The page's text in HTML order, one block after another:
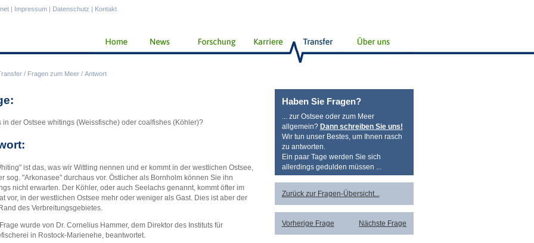
/ Fragen zum Meer / Antwort
| Impressum | Datenschutz | Kontakt
in der Ostsee whitings (Weissfische) oder coalfishes (Köhler)?
ist das, was wir Wittling nennen und er kommt in der westlichen Ostsee,
sog. "Arkonasee" durchaus vor. Östlicher als Bornholm können Sie ihn
nicht erwarten. Der Köhler, oder auch Seelachs genannt, kommt öfter im
vor, in der westlichen Ostsee mehr oder weniger als Gast. Dies ist aber der
des Verbreitungsgebietes.
wurde von Dr. Cornelius Hammer, dem Direktor des Instituts für
in Rostock-Marienehe, beantwortet.
Haben Sie Fragen?
... zur Ostsee oder zum Meer
allgemein? Dann schreiben Sie uns!
Wir tun unser Bestes, um Ihnen rasch
zu antworten.
Ein paar Tage werden Sie sich
allerdings gedulden müssen ...
Zurück zur Fragen-Übersicht...
Vorherige Frage Nächste Frage